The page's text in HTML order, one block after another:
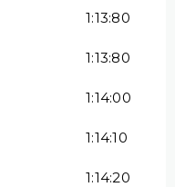
1:13:80
1:13:80
1:14:00
1:14:10
1:14:20